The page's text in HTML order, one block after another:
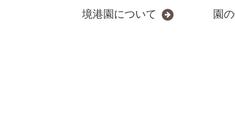
境港園について 園